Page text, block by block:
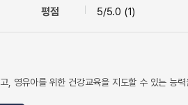
평점
5/5.0 (1)
영유아를 위한 건강교육을 지도할 수 있는 능